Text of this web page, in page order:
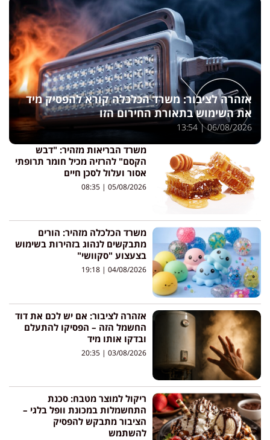
אזהרה לציבור: משרד הכלכלה קורא להפסיק מיד
את השימוש בתאורת החירום הזו
06/08/2026
משרד הבריאות מזהיר: "דבש
הקסם" להרזיה מכיל חומר תרופתי
אסור ועלול לסכן חיים
05/08/2026
משרד הכלכלה מזהיר: הורים
מתבקשים לנהוג בזהירות בשימוש
בצעצוע "סקוושי"
04/08/2026
אזהרה לציבור: אם יש לכם את דוד
החשמל הזה – הפסיקו להתעלם
ובדקו אותו מיד
03/08/2026
ריקול למוצר מטבח: סכנת
התחשמלות במכונת וופל בלגי –
הציבור מתבקש להפסיק
להשתמש